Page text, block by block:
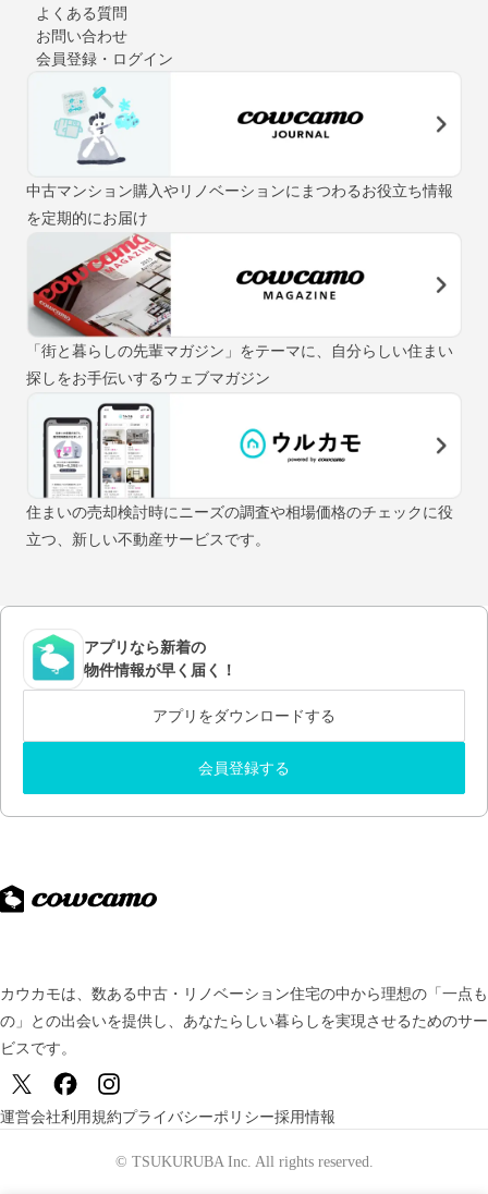
よくある質問
お問い合わせ
会員登録・ログイン
中古マンション購入やリノベーションにまつわるお役立ち情報
を定期的にお届け
「街と暮らしの先輩マガジン」をテーマに、自分らしい住まい
探しをお手伝いするウェブマガジン
住まいの売却検討時にニーズの調査や相場価格のチェックに役
立つ、新しい不動産サービスです。
アプリなら新着の
物件情報が早く届く！
アプリをダウンロードする
会員登録する
カウカモは、数ある中古・リノベーション住宅の中から理想の「一点も
の」との出会いを提供し、 あなたらしい暮らしを実現させるためのサー
ビスです。
運営会社利用規約プライバシーポリシー採用情報
© TSUKURUBA Inc. All rights reserved.